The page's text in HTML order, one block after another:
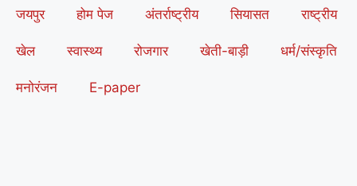
जयपुर होम पेज अंतर्राष्ट्रीय सियासत राष्ट्रीय
खेल स्वास्थ्य रोजगार खेती-बाड़ी धर्म/संस्कृति
मनोरंजन E-paper